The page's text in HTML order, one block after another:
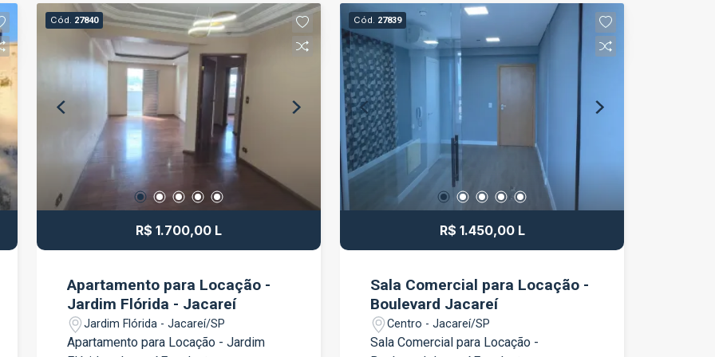
dormitórios; 1 banheiro; Sala ampla para
dois ambientes; Cozinha funcional; Área
de serviço; 1 vaga de garagem.
Localizado no bairro Parque Joinville, o
imóvel está próximo a supermercados,
escolas, farmácias, comércios e
serviços essenciais, proporcionando
mais praticidade para o dia a dia. Além
disso, conta com fácil acesso às
principais vias de Jacareí e à Rodovia
Presidente Dutra. Não perca essa
oportunidade de conquistar seu novo
Cód. 27840
R$ 1.700,00 L
Apartamento para Locação -
Jardim Flórida - Jacareí
Jardim Flórida - Jacareí/SP
Apartamento para Locação - Jardim
Cód. 27839
R$ 1.450,00 L
Sala Comercial para Locação -
Boulevard Jacareí
Centro - Jacareí/SP
Sala Comercial para Locação -